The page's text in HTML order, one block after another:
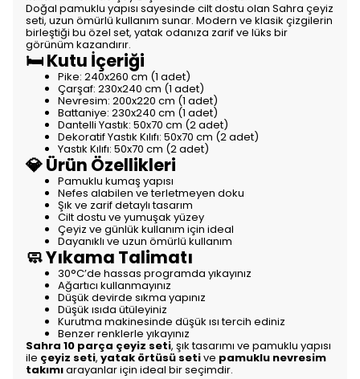
Doğal pamuklu yapısı sayesinde cilt dostu olan Sahra çeyiz
seti, uzun ömürlü kullanım sunar. Modern ve klasik çizgilerin
birleştiği bu özel set, yatak odanıza zarif ve lüks bir
görünüm kazandırır.
🛏️ Kutu İçeriği
Pike: 240x260 cm (1 adet)
Çarşaf: 230x240 cm (1 adet)
Nevresim: 200x220 cm (1 adet)
Battaniye: 230x240 cm (1 adet)
Dantelli Yastık: 50x70 cm (2 adet)
Dekoratif Yastık Kılıfı: 50x70 cm (2 adet)
Yastık Kılıfı: 50x70 cm (2 adet)
💎 Ürün Özellikleri
Pamuklu kumaş yapısı
Nefes alabilen ve terletmeyen doku
Şık ve zarif detaylı tasarım
Cilt dostu ve yumuşak yüzey
Çeyiz ve günlük kullanım için ideal
Dayanıklı ve uzun ömürlü kullanım
🧼 Yıkama Talimatı
30°C’de hassas programda yıkayınız
Ağartıcı kullanmayınız
Düşük devirde sıkma yapınız
Düşük ısıda ütüleyiniz
Kurutma makinesinde düşük ısı tercih ediniz
Benzer renklerle yıkayınız
Sahra 10 parça çeyiz seti, şık tasarımı ve pamuklu yapısı
ile çeyiz seti, yatak örtüsü setive pamuklu nevresim
takımıarayanlar için ideal bir seçimdir.